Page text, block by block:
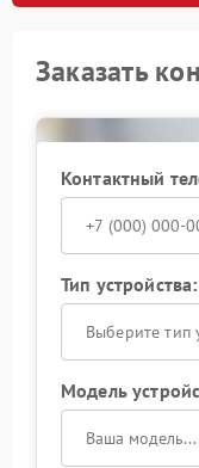
Заказать
Контактный
Тип устройства:
Выберите тип
Модель